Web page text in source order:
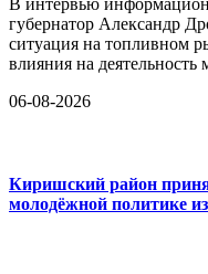
В интервью
губернатор Александр
ситуация на топливном
влияния на деятельность
06-08-2026
Киришский район
молодёжной политике